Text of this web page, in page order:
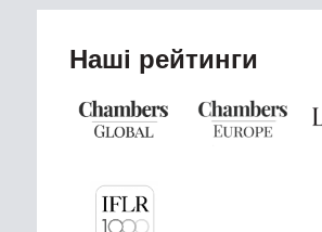
Наші рейтинги